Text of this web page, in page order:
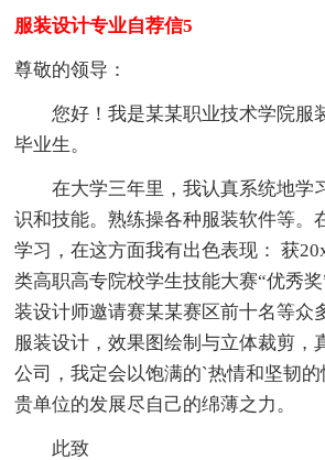
服装设计专业自荐信5
尊敬的领导：
您好！我是某某职业技术学院服
毕业生。
在大学三年里，我认真系统地学
识和技能。熟练操各种服装软件等。
学习，在这方面我有出色表现： 获
类高职高专院校学生技能大赛“优秀
装设计师邀请赛某某赛区前十名等众
服装设计，效果图绘制与立体裁剪，
公司，我定会以饱满的`热情和坚韧
贵单位的发展尽自己的绵薄之力。
此致